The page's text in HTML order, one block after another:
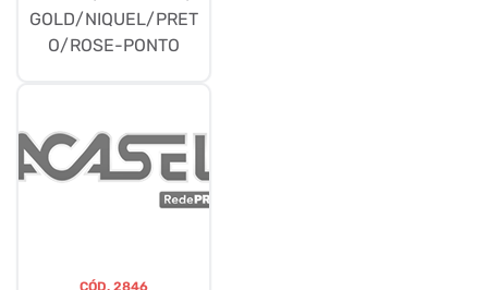
GOLD/NIQUEL/PRET
O/ROSE-PONTO
CÓD. 2846